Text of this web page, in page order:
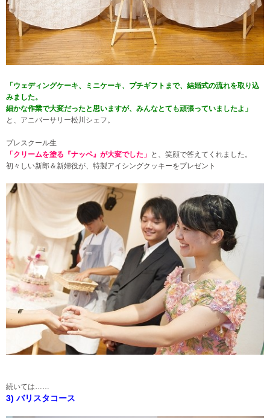
「ウェディングケーキ、ミニケーキ、プチギフトまで、結婚式の流れを取り込
みました。
細かな作業で大変だったと思いますが、みんなとても頑張っていましたよ」
と、アニバーサリー松川シェフ。
プレスクール生
「クリームを塗る『ナッペ』が大変でした」 と、笑顔で答えてくれました。
初々しい新郎＆新婦役が、特製アイシングクッキーをプレゼント
続いては……
3) バリスタコース